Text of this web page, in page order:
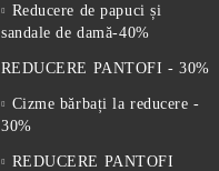
Reducere de papuci și
sandale de damă-40%
REDUCERE PANTOFI - 30%
Cizme bărbați la reducere -
30%
REDUCERE PANTOFI